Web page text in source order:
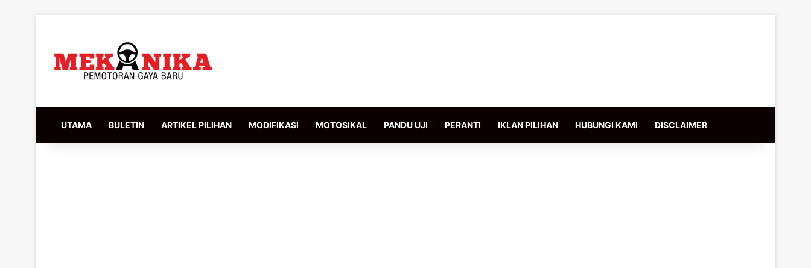
UTAMA BULETIN ARTIKEL PILIHAN MODIFIKASI MOTOSIKAL PANDU UJI PERANTI IKLAN PILIHAN HUBUNGI KAMI DISCLAIMER